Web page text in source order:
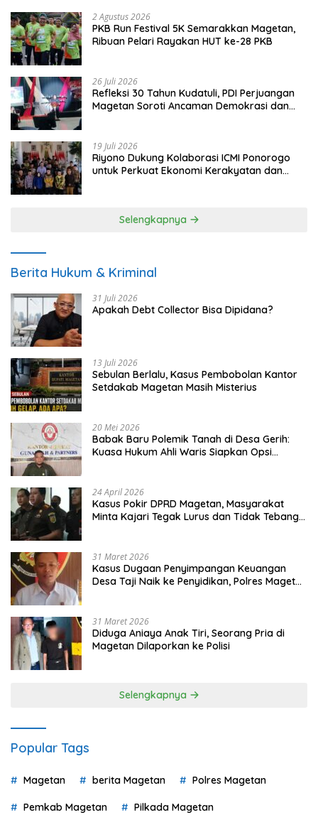
2 Agustus 2026
PKB Run Festival 5K Semarakkan Magetan,
Ribuan Pelari Rayakan HUT ke-28 PKB
26 Juli 2026
Refleksi 30 Tahun Kudatuli, PDI Perjuangan
Magetan Soroti Ancaman Demokrasi dan
19 Juli 2026
Riyono Dukung Kolaborasi ICMI Ponorogo
untuk Perkuat Ekonomi Kerakyatan dan
Selengkapnya
Berita Hukum & Kriminal
31 Juli 2026
Apakah Debt Collector Bisa Dipidana?
13 Juli 2026
Sebulan Berlalu, Kasus Pembobolan Kantor
Setdakab Magetan Masih Misterius
20 Mei 2026
Babak Baru Polemik Tanah di Desa Gerih:
Kuasa Hukum Ahli Waris Siapkan Opsi
24 April 2026
Kasus Pokir DPRD Magetan, Masyarakat
Minta Kajari Tegak Lurus dan Tidak Tebang
31 Maret 2026
Kasus Dugaan Penyimpangan Keuangan
Desa Taji Naik ke Penyidikan, Polres Magetan
31 Maret 2026
Diduga Aniaya Anak Tiri, Seorang Pria di
Magetan Dilaporkan ke Polisi
Selengkapnya
Popular Tags
Magetan berita Magetan Polres Magetan
Pemkab Magetan Pilkada Magetan